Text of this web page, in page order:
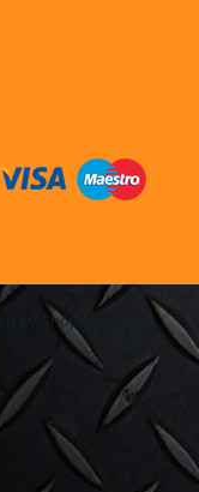
by Shoppagina.nl